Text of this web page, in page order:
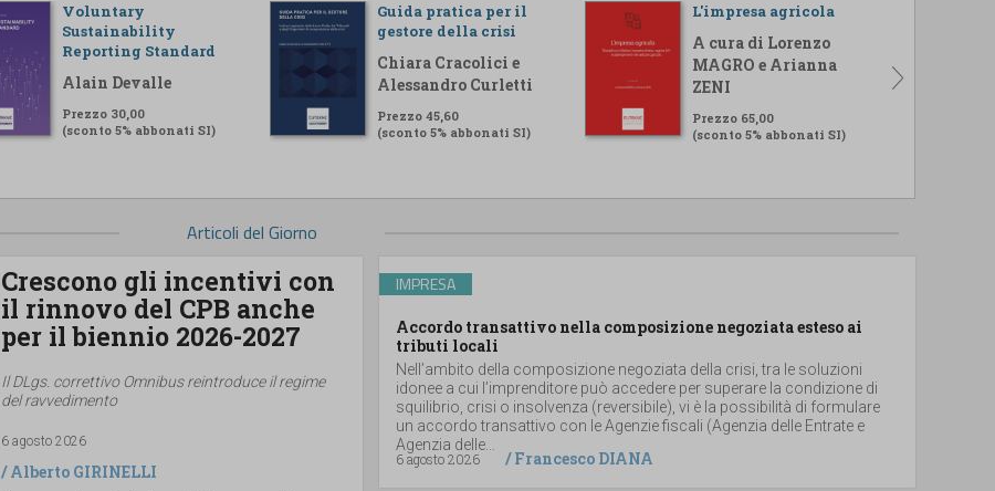
Voluntary
Sustainability
Reporting Standard
Alain Devalle
Prezzo 30,00
(sconto 5% abbonati SI)
Guida pratica per il
gestore della crisi
Chiara Cracolici e
Alessandro Curletti
Prezzo 45,60
(sconto 5% abbonati SI)
L'impresa agricola
A cura di Lorenzo
MAGRO e Arianna
ZENI
Prezzo 65,00
(sconto 5% abbonati SI)
Articoli del Giorno
Crescono gli incentivi con
il rinnovo del CPB anche
per il biennio 2026-2027
Il DLgs. correttivo Omnibus reintroduce il regime
del ravvedimento
6 agosto 2026
/Alberto GIRINELLI
IMPRESA
Accordo transattivo nella composizione negoziata esteso ai
tributi locali
Nell’ambito della composizione negoziata della crisi, tra le soluzioni
idonee a cui l’imprenditore può accedere per superare la condizione di
squilibrio, crisi o insolvenza (reversibile), vi è la possibilità di formulare
un accordo transattivo con le Agenzie fiscali (Agenzia delle Entrate e
Agenzia delle...
6 agosto 2026
/Francesco DIANA